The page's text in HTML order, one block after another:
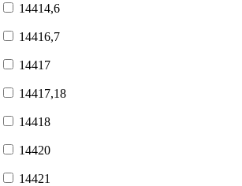
14414,6
14416,7
14417
14417,18
14418
14420
14421